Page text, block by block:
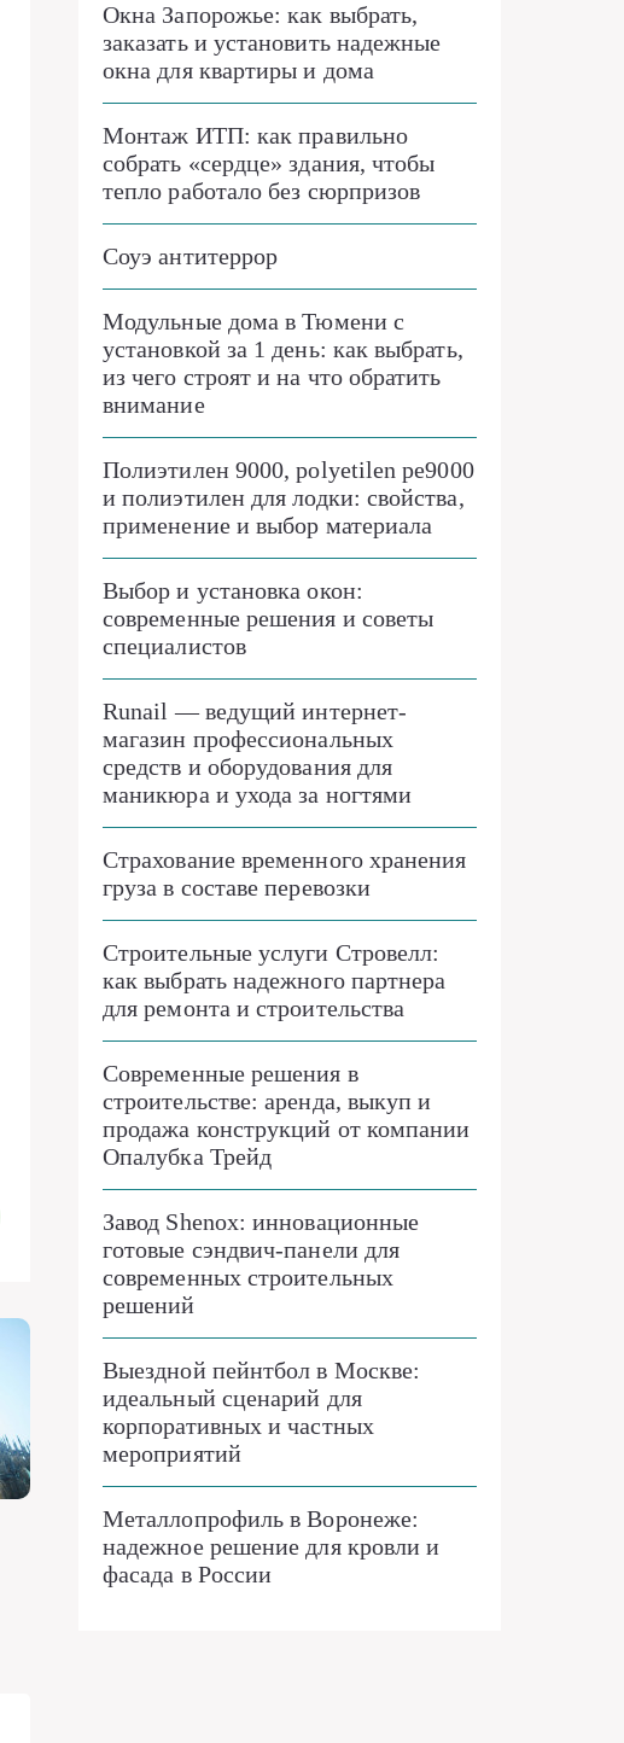
Окна Запорожье: как выбрать,
заказать и установить надежные
окна для квартиры и дома
Монтаж ИТП: как правильно
собрать «сердце» здания, чтобы
тепло работало без сюрпризов
Соуэ антитеррор
Модульные дома в Тюмени с
установкой за 1 день: как выбрать,
из чего строят и на что обратить
внимание
Полиэтилен 9000, polyetilen pe9000
и полиэтилен для лодки: свойства,
применение и выбор материала
Выбор и установка окон:
современные решения и советы
специалистов
Runail — ведущий интернет-
магазин профессиональных
средств и оборудования для
маникюра и ухода за ногтями
Страхование временного хранения
груза в составе перевозки
Строительные услуги Стровелл:
как выбрать надежного партнера
для ремонта и строительства
Современные решения в
строительстве: аренда, выкуп и
продажа конструкций от компании
Опалубка Трейд
Завод Shenox: инновационные
готовые сэндвич-панели для
современных строительных
решений
Выездной пейнтбол в Москве:
идеальный сценарий для
корпоративных и частных
мероприятий
Металлопрофиль в Воронеже:
надежное решение для кровли и
фасада в России